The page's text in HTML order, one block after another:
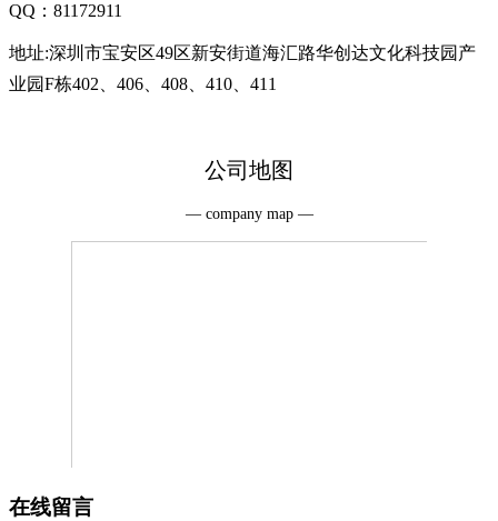
QQ：81172911
地址:深圳市宝安区49区新安街道海汇路华创达文化科技园产
业园F栋402、406、408、410、411
公司地图
— company map —
在线留言